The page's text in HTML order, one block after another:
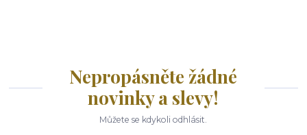
Nepropásněte žádné
novinky a slevy!
Můžete se kdykoli odhlásit.